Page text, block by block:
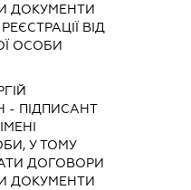
ДОКУМЕНТИ
ВІД
ОСОБИ
- ПІДПИСАНТ
У ТОМУ
ДОГОВОРИ
ДОКУМЕНТИ